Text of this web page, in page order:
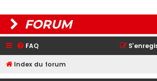
FORUM
FAQ
Index du forum